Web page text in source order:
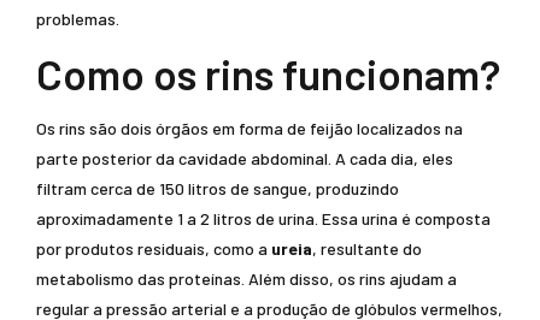
problemas.
Como os rins funcionam?
Os rins são dois órgãos em forma de feijão localizados na
parte posterior da cavidade abdominal. A cada dia, eles
filtram cerca de 150 litros de sangue, produzindo
aproximadamente 1 a 2 litros de urina. Essa urina é composta
por produtos residuais, como a ureia, resultante do
metabolismo das proteínas. Além disso, os rins ajudam a
regular a pressão arterial e a produção de glóbulos vermelhos,